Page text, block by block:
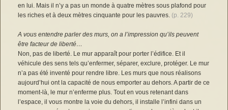
en lui. Mais il n’y a pas un monde à quatre mètres sous plafond pour
les riches et à deux mètres cinquante pour les pauvres. (p. 229)
A vous entendre parler des murs, on a l’impression qu’ils peuvent
être facteur de liberté…
Non, pas de liberté. Le mur apparaît pour porter l’édifice. Et il
véhicule des sens tels qu’enfermer, séparer, exclure, protéger. Le mur
n’a pas été inventé pour rendre libre. Les murs que nous réalisons
aujourd’hui ont la capacité de nous emporter au dehors. A partir de ce
moment-là, le mur n’enferme plus. Tout en vous retenant dans
l’espace, il vous montre la voie du dehors, il installe l’infini dans un